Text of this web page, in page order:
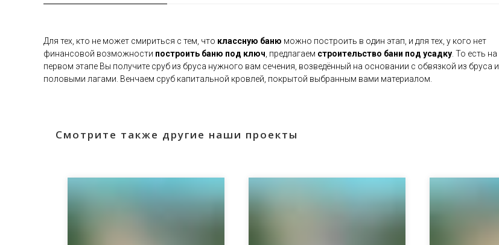
Для тех, кто не может смириться с тем, что классную баню можно построить в один этап, и для тех, у кого нет
финансовой возможности построить баню под ключ, предлагаем строительство бани под усадку. То есть на
первом этапе Вы получите сруб из бруса нужного вам сечения, возведённый на основании с обвязкой из бруса и
половыми лагами. Венчаем сруб капитальной кровлей, покрытой выбранным вами материалом.
Смотрите также другие наши проекты